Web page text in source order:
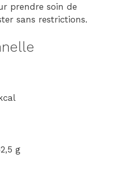
prendre soin de
sans restrictions.
g